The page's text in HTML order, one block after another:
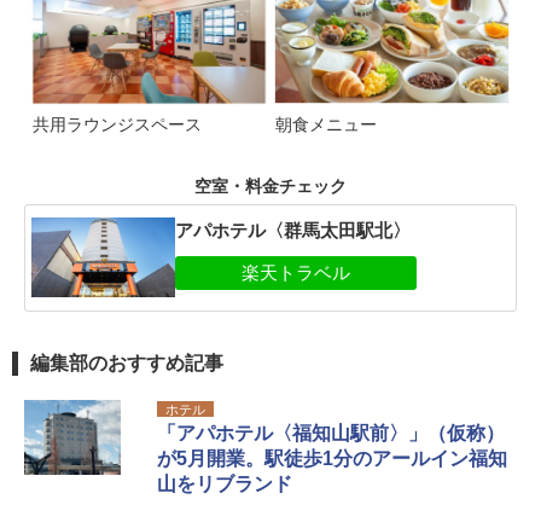
共用ラウンジスペース 朝食メニュー
空室・料金チェック
アパホテル〈群馬太田駅北〉
編集部のおすすめ記事
ホテル
「アパホテル〈福知山駅前〉」（仮称）
が5月開業。駅徒歩1分のアールイン福知
山をリブランド